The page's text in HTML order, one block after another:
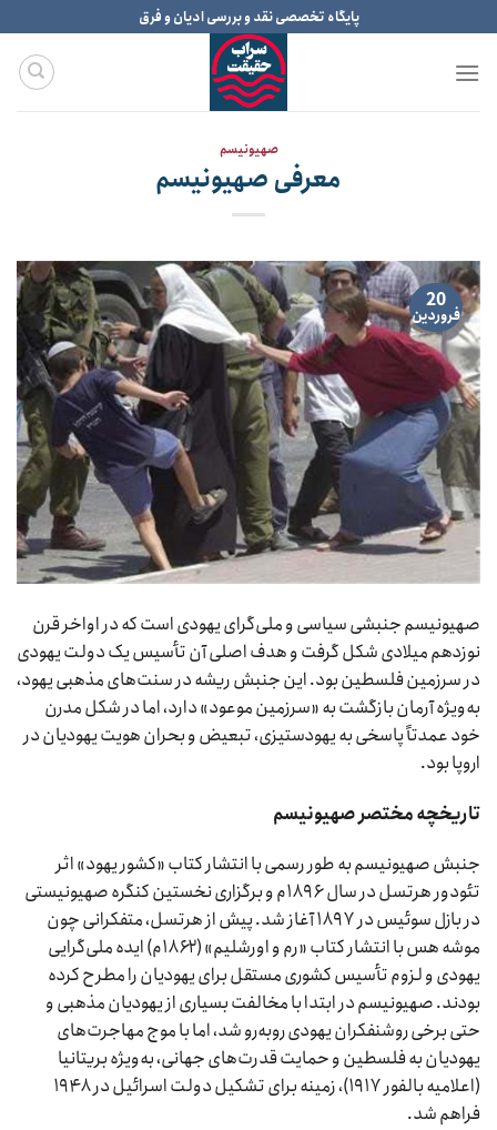
to
content
پایگاه تخصصی نقد و بررسی ادیان و فرق
صهیونیسم
معرفی صهیونیسم
20
فروردین
صهیونیسم جنبشی سیاسی و ملی‌گرای یهودی است که در اواخر قرن
نوزدهم میلادی شکل گرفت و هدف اصلی آن تأسیس یک دولت یهودی
در سرزمین فلسطین بود. این جنبش ریشه در سنت‌های مذهبی یهود،
به‌ویژه آرمان بازگشت به «سرزمین موعود» دارد، اما در شکل مدرن
خود عمدتاً پاسخی به یهودستیزی، تبعیض و بحران هویت یهودیان در
اروپا بود.
تاریخچه مختصر صهیونیسم
جنبش صهیونیسم به طور رسمی با انتشار کتاب «کشور یهود» اثر
تئودور هرتسل در سال ۱۸۹۶م و برگزاری نخستین کنگره صهیونیستی
در بازل سوئیس در ۱۸۹۷ آغاز شد. پیش از هرتسل، متفکرانی چون
موشه هس با انتشار کتاب «رم و اورشلیم» (۱۸۶۲م) ایده ملی‌گرایی
یهودی و لزوم تأسیس کشوری مستقل برای یهودیان را مطرح کرده
بودند. صهیونیسم در ابتدا با مخالفت بسیاری از یهودیان مذهبی و
حتی برخی روشنفکران یهودی روبه‌رو شد، اما با موج مهاجرت‌های
یهودیان به فلسطین و حمایت قدرت‌های جهانی، به‌ویژه بریتانیا
(اعلامیه بالفور ۱۹۱۷)، زمینه برای تشکیل دولت اسرائیل در ۱۹۴۸
فراهم شد.